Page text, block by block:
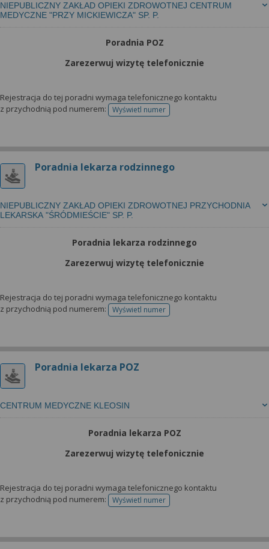
NIEPUBLICZNY ZAKŁAD OPIEKI ZDROWOTNEJ CENTRUM
MEDYCZNE "PRZY MICKIEWICZA" SP. P.
Poradnia POZ
Zarezerwuj wizytę telefonicznie
Rejestracja do tej poradni wymaga telefonicznego kontaktu
z przychodnią pod numerem:
Wyświetl numertelefonu do rejestracji
Poradnia lekarza rodzinnego
NIEPUBLICZNY ZAKŁAD OPIEKI ZDROWOTNEJ PRZYCHODNIA
LEKARSKA "ŚRÓDMIEŚCIE" SP. P.
Poradnia lekarza rodzinnego
Zarezerwuj wizytę telefonicznie
Rejestracja do tej poradni wymaga telefonicznego kontaktu
z przychodnią pod numerem:
Wyświetl numertelefonu do rejestracji
Poradnia lekarza POZ
CENTRUM MEDYCZNE KLEOSIN
Poradnia lekarza POZ
Zarezerwuj wizytę telefonicznie
Rejestracja do tej poradni wymaga telefonicznego kontaktu
z przychodnią pod numerem:
Wyświetl numertelefonu do rejestracji